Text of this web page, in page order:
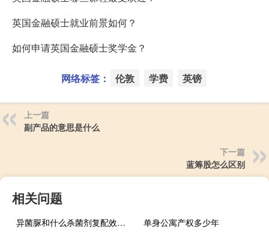
英国金融硕士就业前景如何？
如何申请英国金融硕士奖学金？
网络标签： 伦敦 学费 英镑
上一篇
副产品的意思是什么
下一篇
蓝筹股怎么区别
相关问题
异菌脲和什么杀菌剂复配效果最佳
单身公寓产权多少年